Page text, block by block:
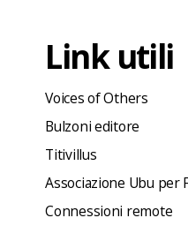
Link utili
Voices of Others
Bulzoni editore
Titivillus
Associazione Ubu per
Connessioni remote